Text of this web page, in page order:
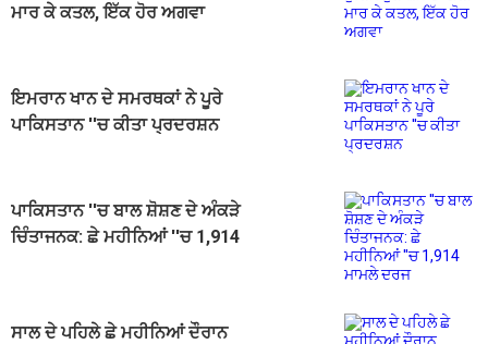
ਮਾਰ ਕੇ ਕਤਲ, ਇੱਕ ਹੋਰ ਅਗਵਾ
ਇਮਰਾਨ ਖਾਨ ਦੇ ਸਮਰਥਕਾਂ ਨੇ ਪੂਰੇ
ਪਾਕਿਸਤਾਨ ''ਚ ਕੀਤਾ ਪ੍ਰਦਰਸ਼ਨ
ਪਾਕਿਸਤਾਨ ''ਚ ਬਾਲ ਸ਼ੋਸ਼ਣ ਦੇ ਅੰਕੜੇ
ਚਿੰਤਾਜਨਕ: ਛੇ ਮਹੀਨਿਆਂ ''ਚ 1,914
ਸਾਲ ਦੇ ਪਹਿਲੇ ਛੇ ਮਹੀਨਿਆਂ ਦੌਰਾਨ